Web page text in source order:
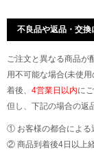
不良品や返品・交換
ご注文と異なる商品が
用不可能な場合(未使
着後、 4営業日以内に
但し、下記の場合の返
① お客様の都合による
② 商品到着後4日以上